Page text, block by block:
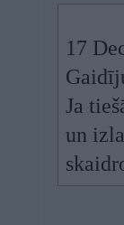
17
Ja
un